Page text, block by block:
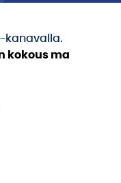
kanavalla.
kokous ma